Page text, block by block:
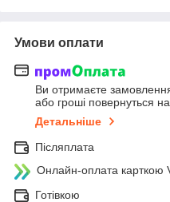
Умови оплати
Ви отримаєте
або гроші повернуться
Детальніше
Післяплата
Онлайн-оплата карткою
Готівкою